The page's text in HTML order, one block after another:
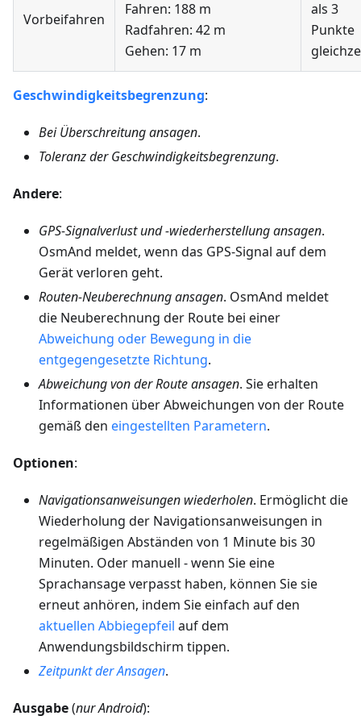
Vorbeifahren
Fahren: 188 m
Radfahren: 42 m
Gehen: 17 m
als 3
Punkte
Geschwindigkeitsbegrenzung:
Bei Überschreitung ansagen.
Toleranz der Geschwindigkeitsbegrenzung.
Andere:
GPS-Signalverlust und -wiederherstellung ansagen.
OsmAnd meldet, wenn das GPS-Signal auf dem
Gerät verloren geht.
Routen-Neuberechnung ansagen. OsmAnd meldet
die Neuberechnung der Route bei einer
Abweichung oder Bewegung in die
entgegengesetzte Richtung.
Abweichung von der Route ansagen. Sie erhalten
Informationen über Abweichungen von der Route
gemäß den eingestellten Parametern.
Optionen:
Navigationsanweisungen wiederholen. Ermöglicht die
Wiederholung der Navigationsanweisungen in
regelmäßigen Abständen von 1 Minute bis 30
Minuten. Oder manuell - wenn Sie eine
Sprachansage verpasst haben, können Sie sie
erneut anhören, indem Sie einfach auf den
aktuellen Abbiegepfeil auf dem
Anwendungsbildschirm tippen.
Zeitpunkt der Ansagen.
Ausgabe(nur Android):